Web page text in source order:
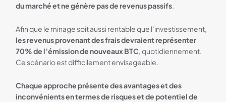
du marché et ne génère pas de revenus passifs.
Afin que le minage soit aussi rentable que l’investissement,
les revenus provenant des frais devraient représenter
70% de l’émission de nouveaux BTC, quotidiennement.
Ce scénario est difficilement envisageable.
Chaque approche présente des avantages et des
inconvénients en termes de risques et de potentiel de